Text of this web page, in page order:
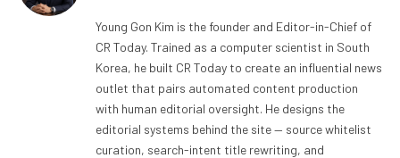
Young Gon Kim is the founder and Editor-in-Chief of
CR Today. Trained as a computer scientist in South
Korea, he built CR Today to create an influential news
outlet that pairs automated content production
with human editorial oversight. He designs the
editorial systems behind the site — source whitelist
curation, search-intent title rewriting, and